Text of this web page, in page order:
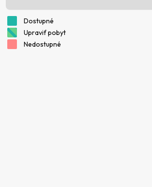
Dostupné
Upraviť pobyt
Nedostupné